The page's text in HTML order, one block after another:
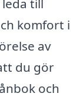
till
komfort i
av
du gör
och